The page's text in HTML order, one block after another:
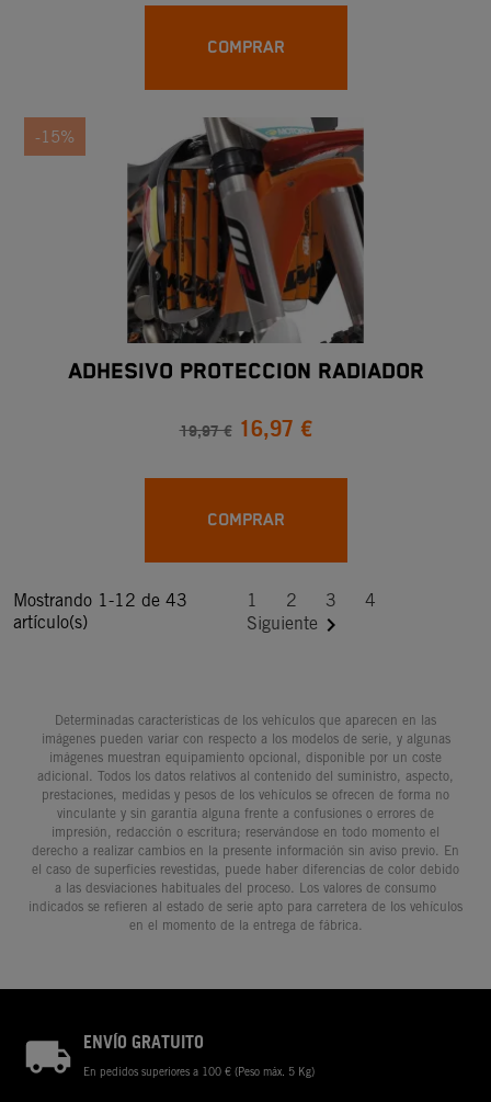
COMPRAR
-15%
ADHESIVO PROTECCION RADIADOR
19,97 € 16,97 €
COMPRAR
Mostrando 1-12 de 43
artículo(s)
1 2 3
4
Siguiente 
Determinadas características de los vehículos que aparecen en las
imágenes pueden variar con respecto a los modelos de serie, y algunas
imágenes muestran equipamiento opcional, disponible por un coste
adicional. Todos los datos relativos al contenido del suministro, aspecto,
prestaciones, medidas y pesos de los vehículos se ofrecen de forma no
vinculante y sin garantía alguna frente a confusiones o errores de
impresión, redacción o escritura; reservándose en todo momento el
derecho a realizar cambios en la presente información sin aviso previo. En
el caso de superficies revestidas, puede haber diferencias de color debido
a las desviaciones habituales del proceso. Los valores de consumo
indicados se refieren al estado de serie apto para carretera de los vehículos
en el momento de la entrega de fábrica.
ENVÍO GRATUITO
En pedidos superiores a 100 € (Peso máx. 5 Kg)